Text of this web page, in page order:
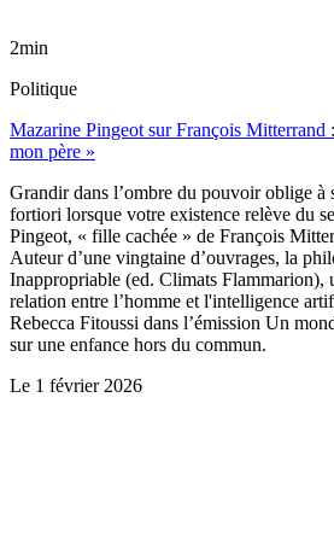
2min
Politique
Mazarine Pingeot sur François Mitterrand
mon père »
Grandir dans l’ombre du pouvoir oblige à
fortiori lorsque votre existence relève du
Pingeot, « fille cachée » de François
Auteur d’une vingtaine d’ouvrages, la
Inappropriable (ed. Climats Flammarion),
relation entre l’homme et l'intelligence
Rebecca Fitoussi dans l’émission Un
sur une enfance hors du commun.
Le 1 février 2026